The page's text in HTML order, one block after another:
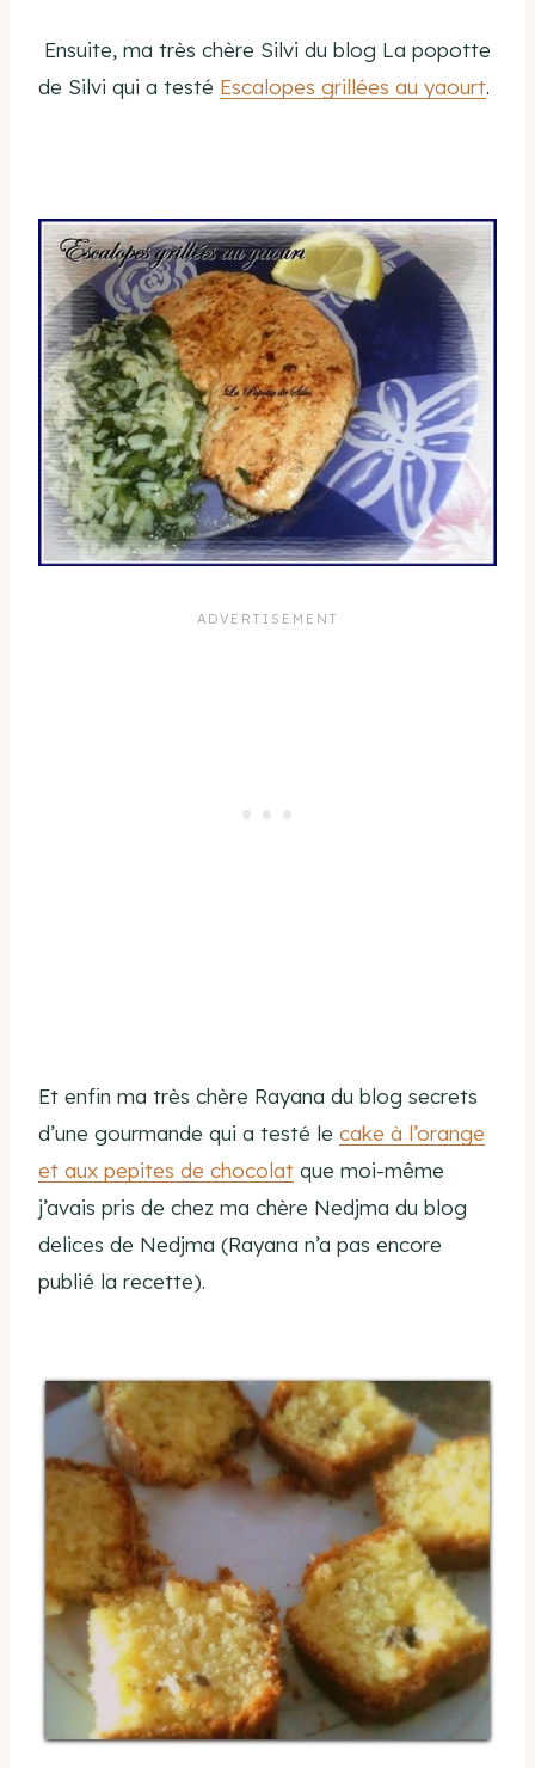
Ensuite, ma très chère Silvi du blog La popotte
de Silvi qui a testé Escalopes grillées au yaourt.
Et enfin ma très chère Rayana du blog secrets
d’une gourmande qui a testé le cake à l’orange
et aux pepites de chocolat que moi-même
j’avais pris de chez ma chère Nedjma du blog
delices de Nedjma (Rayana n’a pas encore
publié la recette).